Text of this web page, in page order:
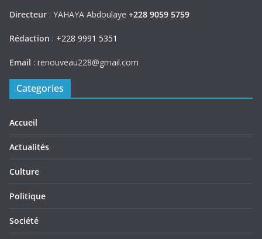
Directeur : YAHAYA Abdoulaye +228 9059 5759
Rédaction : +228 9991 5351
Email : renouveau228@gmail.com
Categories
Accueil
Actualités
Culture
Politique
Société